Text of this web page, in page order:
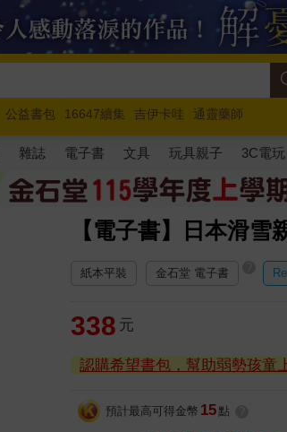
公益書包 16647續集 吉伊卡哇
通靈藥師
馬斯克 玩具總動員5 超慢跑
雜誌 電子書 文具 玩具親子 3C電玩
【電子書】日本滑雪
紙本平裝 金石堂 電子書
338 元
認購希望書包，幫助弱勢孩童
預計最高可得金幣 15 點